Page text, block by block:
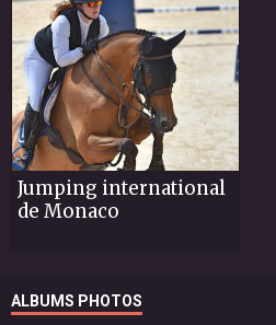
Jumping international
de Monaco
ALBUMS PHOTOS